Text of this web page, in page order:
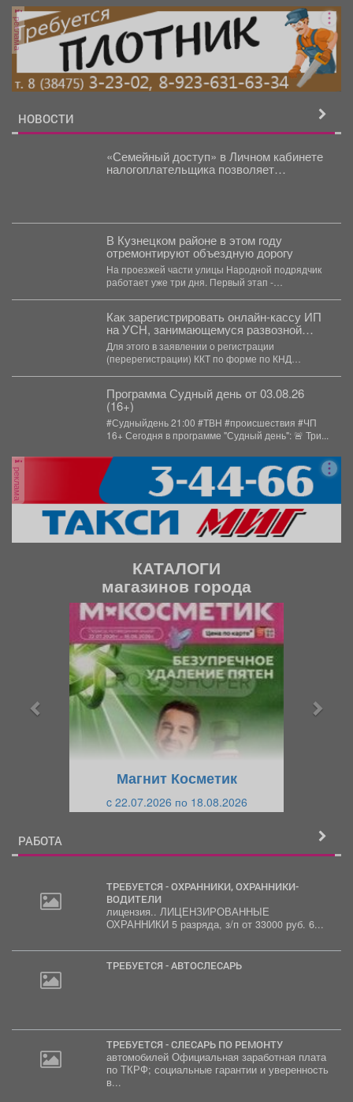
реклама
НОВОСТИ
«Семейный доступ» в Личном кабинете
налогоплательщика позволяет
В Кузнецком районе в этом году
отремонтируют объездную дорогу
На проезжей части улицы Народной подрядчик
работает уже три дня. Первый этап -
Как зарегистрировать онлайн-кассу ИП
на УСН, занимающемуся развозной
торговлей
Для этого в заявлении о регистрации
(перерегистрации) ККТ по форме по КНД
Программа Судный день от 03.08.26
(16+)
#Судныйдень 21:00 #ТВН #происшествия #ЧП
16+ Сегодня в программе "Судный день": 🚨 Три...
реклама
КАТАЛОГИ
магазинов города
Магнит Косметик
c 22.07.2026 по 18.08.2026
РАБОТА
ТРЕБУЕТСЯ - ОХРАННИКИ, ОХРАННИКИ-
ВОДИТЕЛИ
лицензия.. ЛИЦЕНЗИРОВАННЫЕ
ОХРАННИКИ 5 разряда, з/п от 33000 руб. 6...
ТРЕБУЕТСЯ - АВТОСЛЕСАРЬ
ТРЕБУЕТСЯ - СЛЕСАРЬ ПО РЕМОНТУ
автомобилей Официальная заработная плата
по ТКРФ; социальные гарантии и уверенность
в...